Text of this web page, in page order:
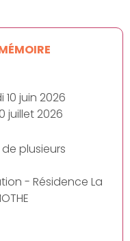
juin 2026
juillet 2026
plusieurs
- Résidence La